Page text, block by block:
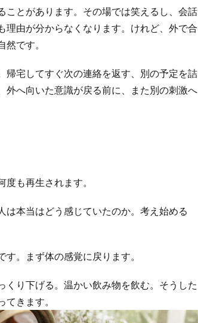
ことがあります。その場では笑えるし、会話
理由が分からなくなります。けれど、外で合
です。
帰宅してすぐ次の連絡を返す、別の予定を詰
外へ向いた意識が戻る前に、また別の刺激へ
も再生されます。
本当はどう感じていたのか。考え始める
。まず体の感覚に戻ります。
り下げる。温かい飲み物を飲む。そうした
きます。